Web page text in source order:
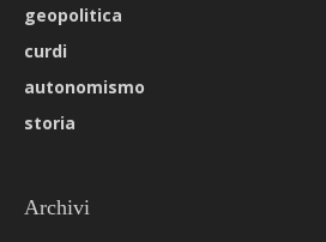
geopolitica
curdi
autonomismo
storia
Archivi